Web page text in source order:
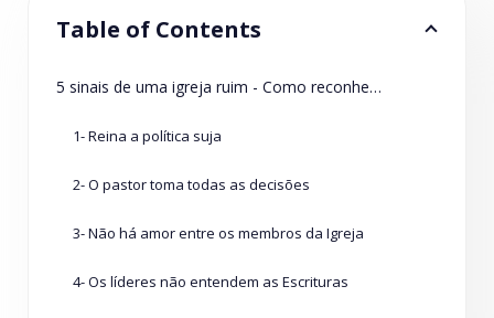
Table of Contents
5 sinais de uma igreja ruim - Como reconhecer um pastor ruim
1- Reina a política suja
2- O pastor toma todas as decisões
3- Não há amor entre os membros da Igreja
4- Os líderes não entendem as Escrituras